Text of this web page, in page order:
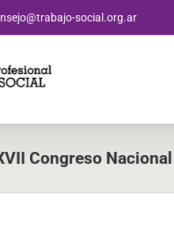
social.org.ar
Congreso